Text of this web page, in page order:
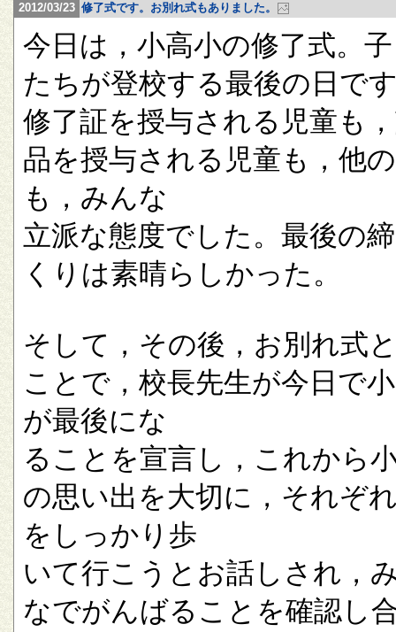
2012/03/23 修了式です。お別れ式もありました。
今日は，小高小の修了式。
たちが登校する最後の日で
修了証を授与される児童も
品を授与される児童も，他
も，みんな
立派な態度でした。最後の
くりは素晴らしかった。
そして，その後，お別れ式
ことで，校長先生が今日で
が最後にな
ることを宣言し，これから
の思い出を大切に，それぞ
をしっかり歩
いて行こうとお話しされ，
なでがんばることを確認し